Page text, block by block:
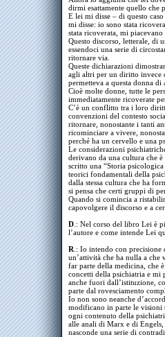
dirmi esattamente quello che
E lei mi disse – di questo
mi disse: io sono stata
stata ricoverata, mi
Questo discorso, letterale, di
essendoci una serie di
ritornare via.
Queste dichiarazioni
agli altri per un diritto invece
permetteva a questa donna
Cioè molte donne, tutte le
immediatamente ricoverate
C’è un conflitto tra i loro
convenzioni del contesto
ritornare, nonostante i tanti
ricominciare a vivere,
perché ha un cervello e una
Le considerazioni
derivano da una cultura che
scritto una “Storia
teorici fondamentali della
dalla stessa cultura che ha
si pensa che certi gruppi di
Quando si comincia a
capovolgere il discorso e a
D .: Nel corso del libro Lei è
l’autore e come intende Lei
R .: Io intendo con precisione
un’attività che ha nulla a che
far parte della medicina, che
concetti della psichiatria e mi
anche fuori dall’istituzione,
parte dal rovesciamento
Io non sono neanche
modificano in parte le visioni
ogni contenuto della
alle anali di Marx e di
nasconde una serie di